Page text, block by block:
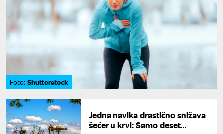
Foto: Shutterstock
Jedna navika drastično snižava
šećer u krvi: Samo deset